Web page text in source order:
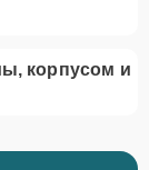
корпусом и